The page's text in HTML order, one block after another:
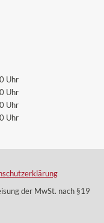
Uhr
Uhr
Uhr
Uhr
der MwSt. nach §19